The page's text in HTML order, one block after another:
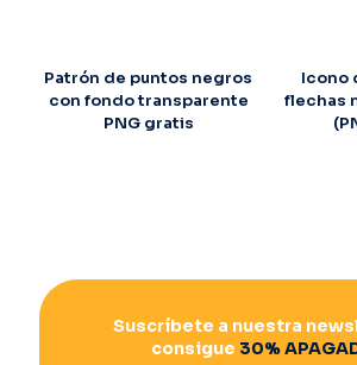
Patrón de puntos negros
con fondo transparente
PNG gratis
Icono
flechas
Suscríbete a nuestra
consigue 30%